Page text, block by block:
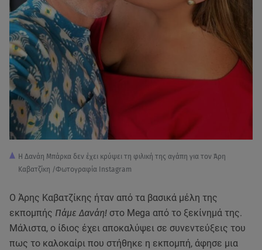
Η Δανάη Μπάρκα δεν έχει κρύψει τη φιλική της αγάπη για τον Άρη
Καβατζίκη /Φωτογραφία Instagram
Ο Άρης Καβατζίκης ήταν από τα βασικά μέλη της
εκπομπής Πάμε Δανάη! στο Mega από το ξεκίνημά της.
Μάλιστα, ο ίδιος έχει αποκαλύψει σε συνεντεύξεις του
πως το καλοκαίρι που στήθηκε η εκπομπή, άφησε μια